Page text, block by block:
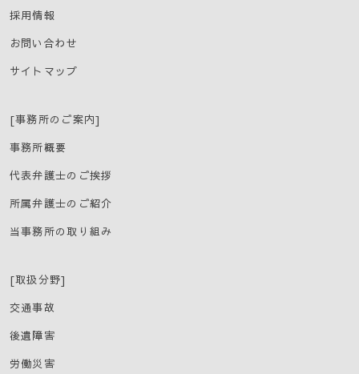
採用情報
お問い合わせ
サイトマップ
[事務所のご案内]
事務所概要
代表弁護士のご挨拶
所属弁護士のご紹介
当事務所の取り組み
[取扱分野]
交通事故
後遺障害
労働災害